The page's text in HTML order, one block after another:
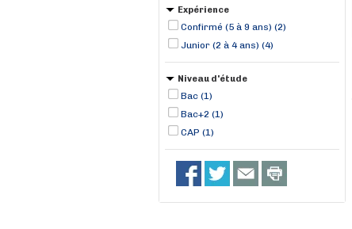
Expérience
Confirmé (5 à 9 ans) (2)
Junior (2 à 4 ans) (4)
Niveau d'étude
Bac (1)
Bac+2 (1)
CAP (1)